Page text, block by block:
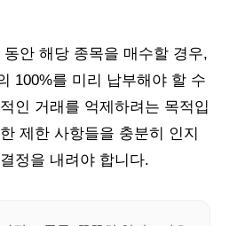
안 해당 종목을 매수할 경우,
100%를 미리 납부해야 할 수
인 거래를 억제하려는 목적입
제한 사항들을 충분히 인지
정을 내려야 합니다.